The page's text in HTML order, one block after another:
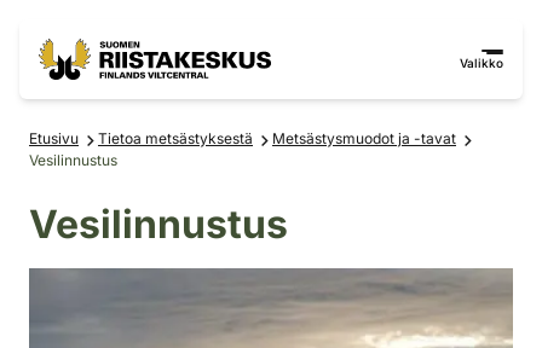
Valikko
Etusivu Tietoa metsästyksestä
Metsästysmuodot ja -tavat
Vesilinnustus
Vesilinnustus